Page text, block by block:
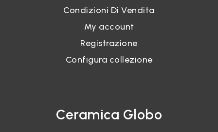
Condizioni Di Vendita
My account
Registrazione
Configura collezione
Ceramica Globo